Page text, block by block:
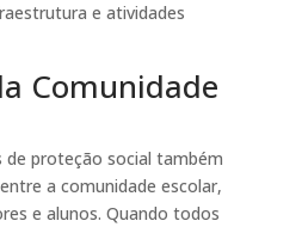
e atividades
Comunidade
de proteção social também
a comunidade escolar,
e alunos. Quando todos